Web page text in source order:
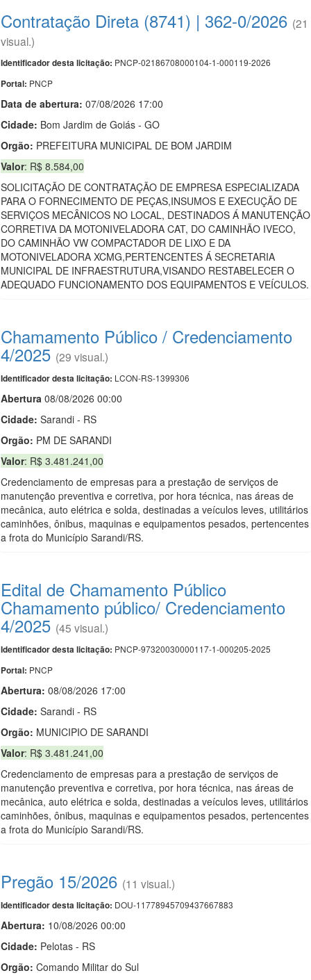
Contratação Direta (8741) | 362-0/2026 (21
visual.)
Identificador desta licitação: PNCP-02186708000104-1-000119-2026
Portal: PNCP
Data de abertura: 07/08/2026 17:00
Cidade: Bom Jardim de Goiás - GO
Orgão: PREFEITURA MUNICIPAL DE BOM JARDIM
Valor: R$ 8.584,00
SOLICITAÇÃO DE CONTRATAÇÃO DE EMPRESA ESPECIALIZADA
PARA O FORNECIMENTO DE PEÇAS,INSUMOS E EXECUÇÃO DE
SERVIÇOS MECÂNICOS NO LOCAL, DESTINADOS Á MANUTENÇÃO
CORRETIVA DA MOTONIVELADORA CAT, DO CAMINHÃO IVECO,
DO CAMINHÃO VW COMPACTADOR DE LIXO E DA
MOTONIVELADORA XCMG,PERTENCENTES Á SECRETARIA
MUNICIPAL DE INFRAESTRUTURA,VISANDO RESTABELECER O
ADEQUADO FUNCIONAMENTO DOS EQUIPAMENTOS E VEÍCULOS.
Chamamento Público / Credenciamento
4/2025 (29 visual.)
Identificador desta licitação: LCON-RS-1399306
Abertura 08/08/2026 00:00
Cidade: Sarandi - RS
Orgão: PM DE SARANDI
Valor: R$ 3.481.241,00
Credenciamento de empresas para a prestação de serviços de
manutenção preventiva e corretiva, por hora técnica, nas áreas de
mecânica, auto elétrica e solda, destinadas a veículos leves, utilitários
caminhões, ônibus, maquinas e equipamentos pesados, pertencentes
a frota do Município Sarandi/RS.
Edital de Chamamento Público
Chamamento público/ Credenciamento
4/2025 (45 visual.)
Identificador desta licitação: PNCP-97320030000117-1-000205-2025
Portal: PNCP
Abertura: 08/08/2026 17:00
Cidade: Sarandi - RS
Orgão: MUNICIPIO DE SARANDI
Valor: R$ 3.481.241,00
Credenciamento de empresas para a prestação de serviços de
manutenção preventiva e corretiva, por hora técnica, nas áreas de
mecânica, auto elétrica e solda, destinadas a veículos leves, utilitários
caminhões, ônibus, maquinas e equipamentos pesados, pertencentes
a frota do Município Sarandi/RS.
Pregão 15/2026 (11 visual.)
Identificador desta licitação: DOU-11778945709437667883
Abertura: 10/08/2026 00:00
Cidade: Pelotas - RS
Orgão: Comando Militar do Sul